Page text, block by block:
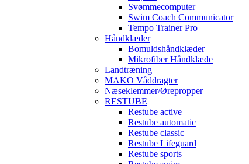
Svømmecomputer
Swim Coach Communicator
Tempo Trainer Pro
Håndklæder
Bomuldshåndklæder
Mikrofiber Håndklæde
Landtræning
MAKO Våddragter
Næseklemmer/Ørepropper
RESTUBE
Restube active
Restube automatic
Restube classic
Restube Lifeguard
Restube sports